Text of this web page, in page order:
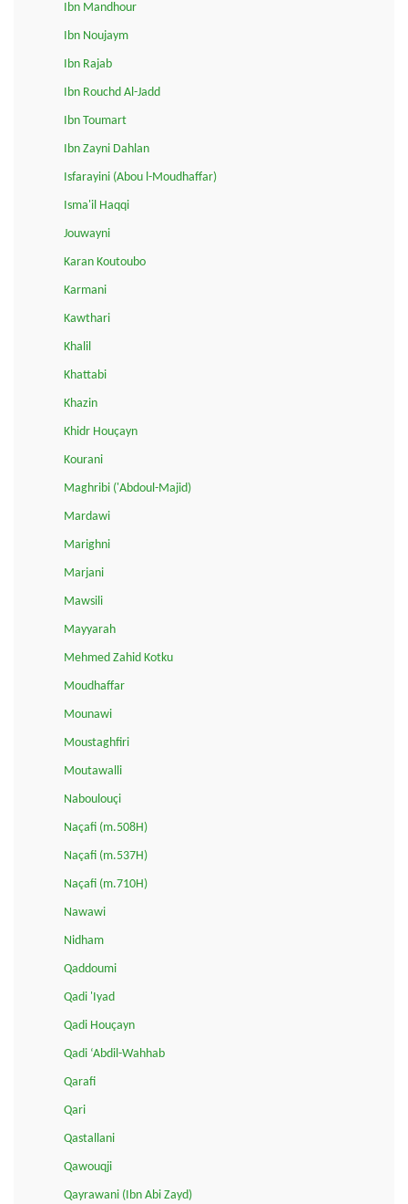
Ibn Mandhour
Ibn Noujaym
Ibn Rajab
Ibn Rouchd Al-Jadd
Ibn Toumart
Ibn Zayni Dahlan
Isfarayini (Abou l-Moudhaffar)
Isma'il Haqqi
Jouwayni
Karan Koutoubo
Karmani
Kawthari
Khalil
Khattabi
Khazin
Khidr Houçayn
Kourani
Maghribi ('Abdoul-Majid)
Mardawi
Marighni
Marjani
Mawsili
Mayyarah
Mehmed Zahid Kotku
Moudhaffar
Mounawi
Moustaghfiri
Moutawalli
Naboulouçi
Naçafi (m.508H)
Naçafi (m.537H)
Naçafi (m.710H)
Nawawi
Nidham
Qaddoumi
Qadi 'Iyad
Qadi Houçayn
Qadi ‘Abdil-Wahhab
Qarafi
Qari
Qastallani
Qawouqji
Qayrawani (Ibn Abi Zayd)